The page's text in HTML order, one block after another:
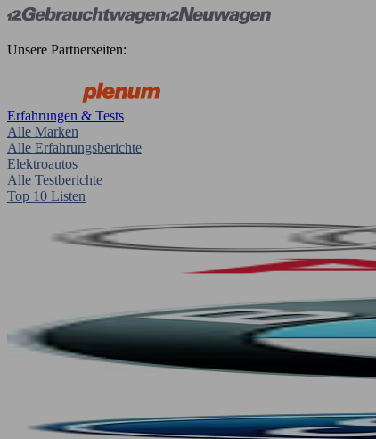
Unsere Partnerseiten:
Erfahrungen & Tests
Alle Marken
Alle Erfahrungsberichte
Elektroautos
Alle Testberichte
Top 10 Listen